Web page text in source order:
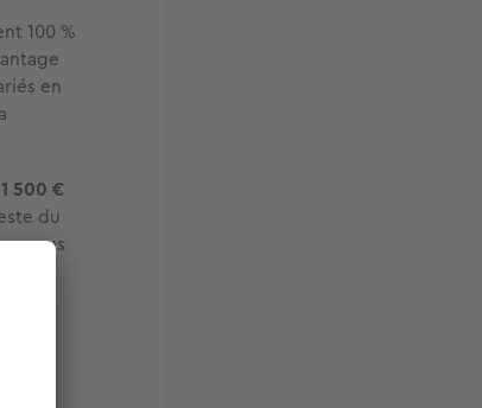
100 %
en
1 500 €
du
vous